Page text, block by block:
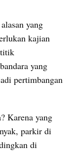
yang
kajian
titik
yang
pertimbangan
Karena yang
parkir di
di